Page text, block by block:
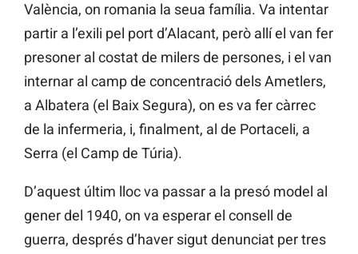
València, on romania la seua família. Va intentar
partir a l’exili pel port d’Alacant, però allí el van fer
presoner al costat de milers de persones, i el van
internar al camp de concentració dels Ametlers,
a Albatera (el Baix Segura), on es va fer càrrec
de la infermeria, i, finalment, al de Portaceli, a
Serra (el Camp de Túria).
D’aquest últim lloc va passar a la presó model al
gener del 1940, on va esperar el consell de
guerra, després d’haver sigut denunciat per tres